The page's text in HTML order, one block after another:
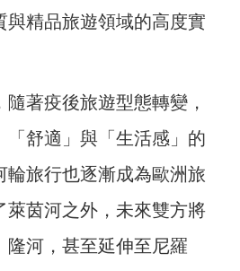
與精品旅遊領域的高度實
著疫後旅遊型態轉變，
「舒適」與「生活感」的
輪旅行也逐漸成為歐洲旅
萊茵河之外，未來雙方將
隆河，甚至延伸至尼羅